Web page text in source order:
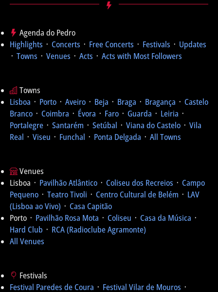
Agenda do Pedro
Highlights ᛫ Concerts ᛫ Free Concerts ᛫ Festivals ᛫ Updates
᛫ Towns ᛫ Venues ᛫ Acts ᛫ Acts with Most Followers
Towns
Lisboa ᛫ Porto ᛫ Aveiro ᛫ Beja ᛫ Braga ᛫ Bragança ᛫ Castelo
Branco ᛫ Coimbra ᛫ Évora ᛫ Faro ᛫ Guarda ᛫ Leiria ᛫
Portalegre ᛫ Santarém ᛫ Setúbal ᛫ Viana do Castelo ᛫ Vila
Real ᛫ Viseu ᛫ Funchal ᛫ Ponta Delgada ᛫ All Towns
Venues
Lisboa ᛫ Pavilhão Atlântico ᛫ Coliseu dos Recreios ᛫ Campo
Pequeno ᛫ Teatro Tivoli ᛫ Centro Cultural de Belém ᛫ LAV
(Lisboa ao Vivo) ᛫ Casa Capitão
Porto ᛫ Pavilhão Rosa Mota ᛫ Coliseu ᛫ Casa da Música ᛫
Hard Club ᛫ RCA (Radioclube Agramonte)
All Venues
Festivals
Festival Paredes de Coura ᛫ Festival Vilar de Mouros ᛫